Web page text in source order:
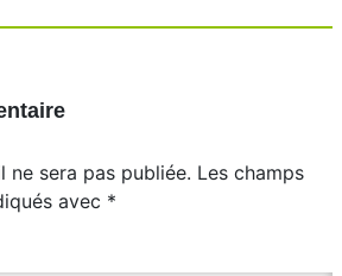
ne sera pas publiée. Les champs
avec *